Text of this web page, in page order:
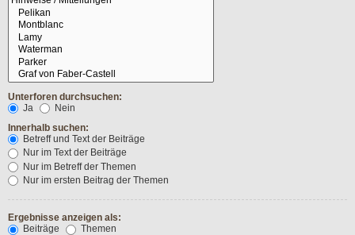
Unterforen durchsuchen:
Ja
Nein
Innerhalb suchen:
Betreff und Text der Beiträge
Nur im Text der Beiträge
Nur im Betreff der Themen
Nur im ersten Beitrag der Themen
Ergebnisse anzeigen als:
Beiträge
Themen